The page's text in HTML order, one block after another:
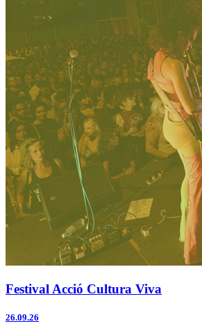
Festival Acció Cultura Viva
26.09.26